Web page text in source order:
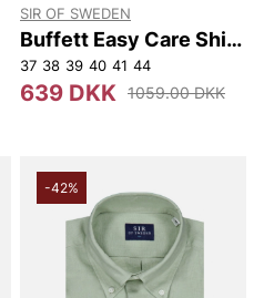
SIR OF SWEDEN
Buffett Easy Care Shirt
W.Xtra-long Arm
37 38 39 40 41 44
639 DKK 1059.00 DKK
-42%